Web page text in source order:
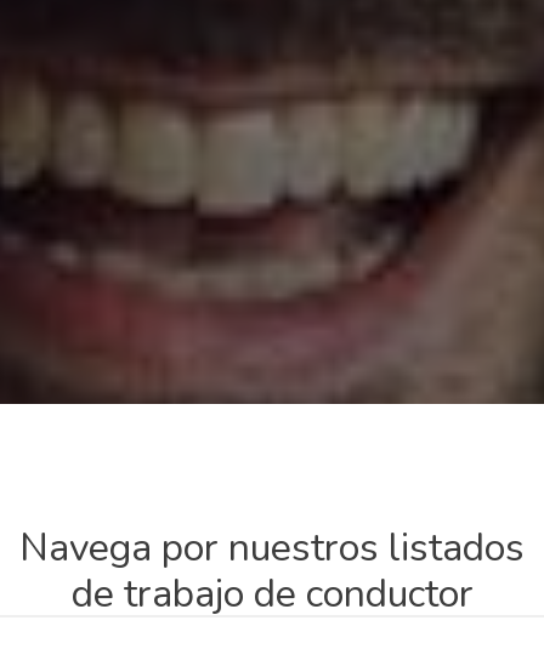
Navega por nuestros listados
de trabajo de conductor